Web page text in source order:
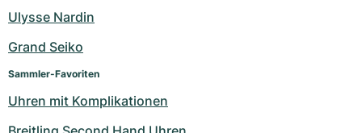
Ulysse Nardin
Grand Seiko
Sammler-Favoriten
Uhren mit Komplikationen